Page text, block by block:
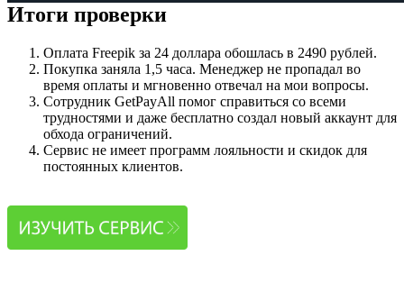
Итоги проверки
Оплата Freepik за 24 доллара обошлась в 2490 рублей.
Покупка заняла 1,5 часа. Менеджер не пропадал во
время оплаты и мгновенно отвечал на мои вопросы.
Сотрудник GetPayAll помог справиться со всеми
трудностями и даже бесплатно создал новый аккаунт для
обхода ограничений.
Сервис не имеет программ лояльности и скидок для
постоянных клиентов.